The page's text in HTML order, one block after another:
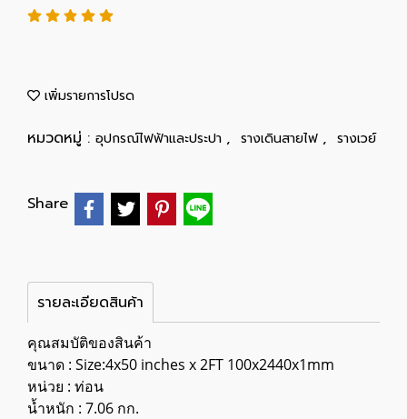
เพิ่มรายการโปรด
หมวดหมู่ : อุปกรณ์ไฟฟ้าและประปา , รางเดินสายไฟ , รางเวย์
Share
รายละเอียดสินค้า
คุณสมบัติของสินค้า
ขนาด : Size:4x50 inches x 2FT 100x2440x1mm
หน่วย : ท่อน
น้ำหนัก : 7.06 กก.